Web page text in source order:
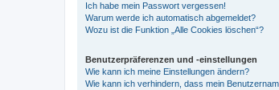
Ich habe mein Passwort vergessen!
Warum werde ich automatisch abgemeldet?
Wozu ist die Funktion „Alle Cookies löschen“?
Benutzerpräferenzen und -einstellungen
Wie kann ich meine Einstellungen ändern?
Wie kann ich verhindern, dass mein